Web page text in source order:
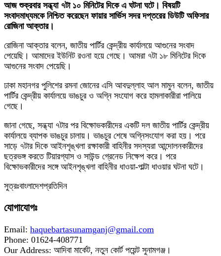
আজ শুক্রবার সন্ধ্যা ৭টা ১০ মিনিটের দিকে এ ঘটনা ঘটে। বিষয়টি
সংবাদমাধ্যমকে নিশ্চিত করেছেন ফায়ার সার্ভিস সদর দপ্তরের ডিউটি অফিসার
রোজিনা আক্তার।
রোজিনা আক্তার বলেন, জাতীয় পার্টির কেন্দ্রীয় কার্যালয়ে আগুনের সংবাদ
পেয়েছি। আমাদের ইউনিট রওনা হয়ে গেছে। আমরা ৭টা ১৮ মিনিটের দিকে
আগুনের সংবাদ পেয়েছি।
ঢাকা মহানগর পুলিশের রমনা জোনের এসি আবদুল্লাহ আল মামুন বলেন, জাতীয়
পার্টির কেন্দ্রীয় কার্যালয়ে ভাঙচুর ও অগ্নি সংযোগ করে হামলাকারীরা পালিয়ে
গেছে।
জানা গেছে, সন্ধ্যা ৭টার পর বিক্ষোভকারীদের একটি দল জাতীয় পার্টির কেন্দ্রীয়
কার্যালয়ে ব্যাপক ভাঙচুর চালায়। ভাঙচুর শেষে অগ্নিসংযোগ করা হয়। পরে
সাড়ে ৭টার দিকে আইনশৃঙ্খলা রক্ষাকারী বাহিনীর সদস্যরা আন্দোলনকারীদের
ছত্রভঙ্গ করতে টিয়ারগ্যাস ও সাউন্ড গ্রেনেড নিক্ষেপ করে। পরে
বিক্ষোভকারীদের সঙ্গে আইনশৃঙ্খলা বাহিনীর ধাওয়া-পাল্টা ধাওয়ার ঘটনা ঘটে।
সুত্রঃবাংলাদেশপ্রতিদিন
যোগাযোগঃ
Email: haquebartasunamganj@gmail.com
Phone: 01624-408771
Our Address: আদিবা মার্কেট, নতুন কোর্ট পয়েন্ট সুনামগঞ্জ।